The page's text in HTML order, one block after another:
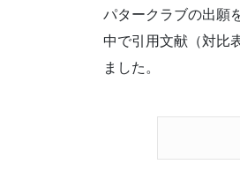
パタークラブの出願
中で引用文献（対比
ました。